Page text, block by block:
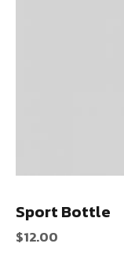
Sport Bottle
$12.00